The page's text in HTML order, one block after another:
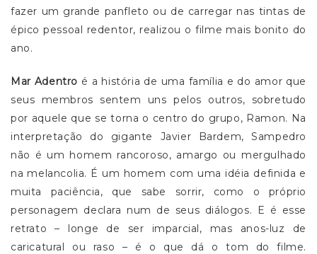
fazer um grande panfleto ou de carregar nas tintas de
épico pessoal redentor, realizou o filme mais bonito do
ano.
Mar Adentro é a história de uma família e do amor que
seus membros sentem uns pelos outros, sobretudo
por aquele que se torna o centro do grupo, Ramon. Na
interpretação do gigante Javier Bardem, Sampedro
não é um homem rancoroso, amargo ou mergulhado
na melancolia. É um homem com uma idéia definida e
muita paciência, que sabe sorrir, como o próprio
personagem declara num de seus diálogos. E é esse
retrato – longe de ser imparcial, mas anos-luz de
caricatural ou raso – é o que dá o tom do filme.